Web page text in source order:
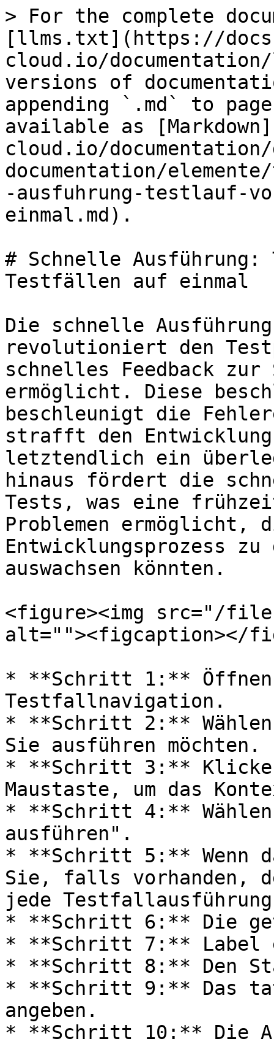
> For the complete
[llms.txt](https://
cloud.io/
versions of
appending `.md` to
available as
cloud.io/
documentation/
-ausfuhrung-testlauf-
einmal.md).
# Schnelle Ausführung:
Testfällen auf einmal
Die schnelle
revolutioniert den
schnelles Feedback
ermöglicht. Diese
beschleunigt die
strafft den
letztendlich ein
hinaus fördert die
Tests, was eine
Problemen
Entwicklungsprozess zu
auswachsen könnten.
<figure><img src="/files/
alt=""><figcaption></
* **Schritt 1:**
Testfallnavigation.
* **Schritt 2:**
Sie ausführen möchten.
* **Schritt 3:**
Maustaste, um das
* **Schritt 4:**
ausführen".
* **Schritt 5:** Wenn
Sie, falls vorhanden,
jede Testfallausführung
* **Schritt 6:** Die
* **Schritt 7:** Label
* **Schritt 8:** Den
* **Schritt 9:** Das
angeben.
* **Schritt 10:** Die